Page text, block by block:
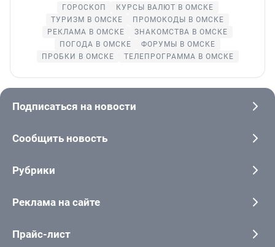
ГОРОСКОП
КУРСЫ ВАЛЮТ В ОМСКЕ
ТУРИЗМ В ОМСКЕ
ПРОМОКОДЫ В ОМСКЕ
РЕКЛАМА В ОМСКЕ
ЗНАКОМСТВА В ОМСКЕ
ПОГОДА В ОМСКЕ
ФОРУМЫ В ОМСКЕ
ПРОБКИ В ОМСКЕ
ТЕЛЕПРОГРАММА В ОМСКЕ
Подписаться на новости
Сообщить новость
Рубрики
Реклама на сайте
Прайс-лист